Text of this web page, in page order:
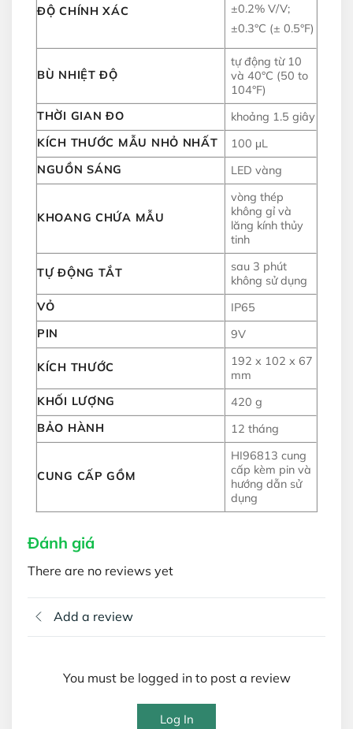
NHẬN BÁO GIÁ & KHUYẾN MÃI
Máy, bút đo PH
Máy đo điện cực, độ măn ngọt
Hóa chất, dung dịch hiệu chuẩn
ĐỘ CHÍNH XÁC
±0.2% V/V;
±0.3°C (± 0.5°F)
BÙ NHIỆT ĐỘ
tự động từ 10
và 40°C (50 to
104°F)
THỜI GIAN ĐO
khoảng 1.5 giây
KÍCH THƯỚC MẪU NHỎ NHẤT
100 μL
NGUỒN SÁNG
LED vàng
KHOANG CHỨA MẪU
vòng thép
không gỉ và
lăng kính thủy
tinh
TỰ ĐỘNG TẮT
sau 3 phút
không sử dụng
VỎ
IP65
PIN
9V
KÍCH THƯỚC
192 x 102 x 67
mm
KHỐI LƯỢNG
420 g
BẢO HÀNH
12 tháng
CUNG CẤP GỒM
HI96813 cung
cấp kèm pin và
hướng dẫn sử
dụng
Đánh giá
There are no reviews yet
Add a review
You must be logged in to post a review
Log In